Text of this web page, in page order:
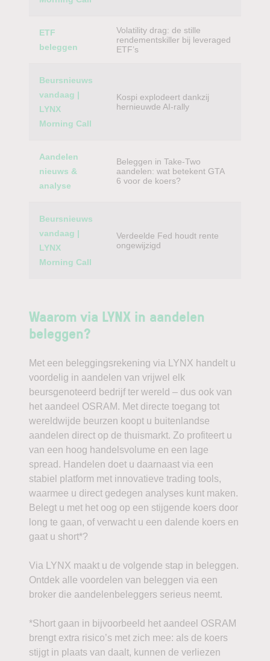
ETF
beleggen
Volatility drag: de stille
rendementskiller bij leveraged
ETF’s
Beursnieuws
vandaag |
LYNX
Morning Call
Kospi explodeert dankzij
hernieuwde AI-rally
Aandelen
nieuws &
analyse
Beleggen in Take-Two
aandelen: wat betekent GTA
6 voor de koers?
Beursnieuws
vandaag |
LYNX
Morning Call
Verdeelde Fed houdt rente
ongewijzigd
Waarom via LYNX in aandelen
beleggen?
Met een beleggingsrekening via LYNX handelt u
voordelig in aandelen van vrijwel elk
beursgenoteerd bedrijf ter wereld – dus ook van
het aandeel OSRAM. Met directe toegang tot
wereldwijde beurzen koopt u buitenlandse
aandelen direct op de thuismarkt. Zo profiteert u
van een hoog handelsvolume en een lage
spread. Handelen doet u daarnaast via een
stabiel platform met innovatieve trading tools,
waarmee u direct gedegen analyses kunt maken.
Belegt u met het oog op een stijgende koers door
long te gaan, of verwacht u een dalende koers en
gaat u short*?
Via LYNX maakt u de volgende stap in beleggen.
Ontdek alle voordelen van beleggen via een
broker die aandelenbeleggers serieus neemt.
*Short gaan in bijvoorbeeld het aandeel OSRAM
brengt extra risico’s met zich mee: als de koers
stijgt in plaats van daalt, kunnen de verliezen